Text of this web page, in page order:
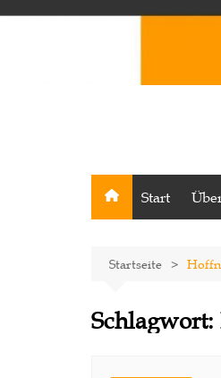
Start
Startseite
Schlagwort: